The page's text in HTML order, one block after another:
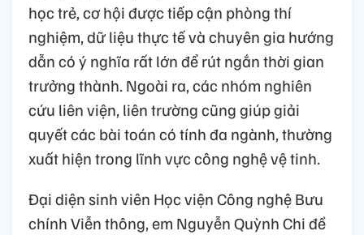
học trẻ, cơ hội được tiếp cận phòng thí
nghiệm, dữ liệu thực tế và chuyên gia hướng
dẫn có ý nghĩa rất lớn để rút ngắn thời gian
trưởng thành. Ngoài ra, các nhóm nghiên
cứu liên viện, liên trường cũng giúp giải
quyết các bài toán có tính đa ngành, thường
xuất hiện trong lĩnh vực công nghệ vệ tinh.
Đại diện sinh viên Học viện Công nghệ Bưu
chính Viễn thông, em Nguyễn Quỳnh Chi đề